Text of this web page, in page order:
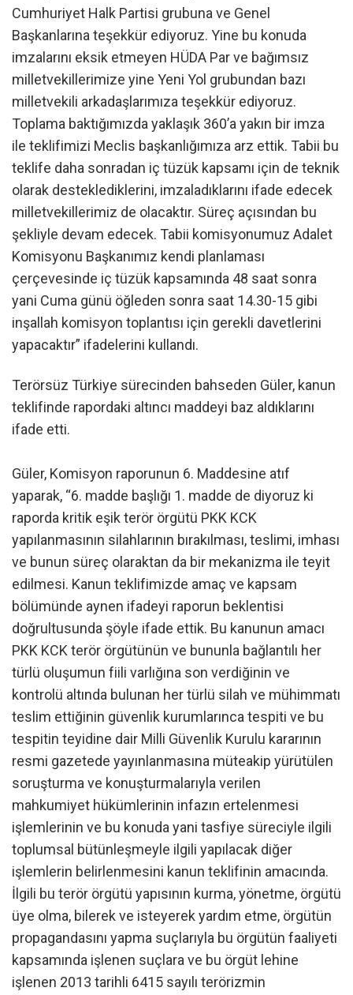
Cumhuriyet Halk Partisi grubuna ve Genel
Başkanlarına teşekkür ediyoruz. Yine bu konuda
imzalarını eksik etmeyen HÜDA Par ve bağımsız
milletvekillerimize yine Yeni Yol grubundan bazı
milletvekili arkadaşlarımıza teşekkür ediyoruz.
Toplama baktığımızda yaklaşık 360’a yakın bir imza
ile teklifimizi Meclis başkanlığımıza arz ettik. Tabii bu
teklife daha sonradan iç tüzük kapsamı için de teknik
olarak desteklediklerini, imzaladıklarını ifade edecek
milletvekillerimiz de olacaktır. Süreç açısından bu
şekliyle devam edecek. Tabii komisyonumuz Adalet
Komisyonu Başkanımız kendi planlaması
çerçevesinde iç tüzük kapsamında 48 saat sonra
yani Cuma günü öğleden sonra saat 14.30-15 gibi
inşallah komisyon toplantısı için gerekli davetlerini
yapacaktır” ifadelerini kullandı.
Terörsüz Türkiye sürecinden bahseden Güler, kanun
teklifinde rapordaki altıncı maddeyi baz aldıklarını
ifade etti.
Güler, Komisyon raporunun 6. Maddesine atıf
yaparak, “6. madde başlığı 1. madde de diyoruz ki
raporda kritik eşik terör örgütü PKK KCK
yapılanmasının silahlarının bırakılması, teslimi, imhası
ve bunun süreç olaraktan da bir mekanizma ile teyit
edilmesi. Kanun teklifimizde amaç ve kapsam
bölümünde aynen ifadeyi raporun beklentisi
doğrultusunda şöyle ifade ettik. Bu kanunun amacı
PKK KCK terör örgütünün ve bununla bağlantılı her
türlü oluşumun fiili varlığına son verdiğinin ve
kontrolü altında bulunan her türlü silah ve mühimmatı
teslim ettiğinin güvenlik kurumlarınca tespiti ve bu
tespitin teyidine dair Milli Güvenlik Kurulu kararının
resmi gazetede yayınlanmasına müteakip yürütülen
soruşturma ve konuşturmalarıyla verilen
mahkumiyet hükümlerinin infazın ertelenmesi
işlemlerinin ve bu konuda yani tasfiye süreciyle ilgili
toplumsal bütünleşmeyle ilgili yapılacak diğer
işlemlerin belirlenmesini kanun teklifinin amacında.
İlgili bu terör örgütü yapısının kurma, yönetme, örgütü
üye olma, bilerek ve isteyerek yardım etme, örgütün
propagandasını yapma suçlarıyla bu örgütün faaliyeti
kapsamında işlenen suçlara ve bu örgüt lehine
işlenen 2013 tarihli 6415 sayılı terörizmin